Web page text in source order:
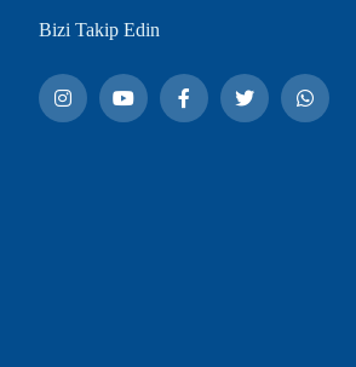
Bizi Takip Edin